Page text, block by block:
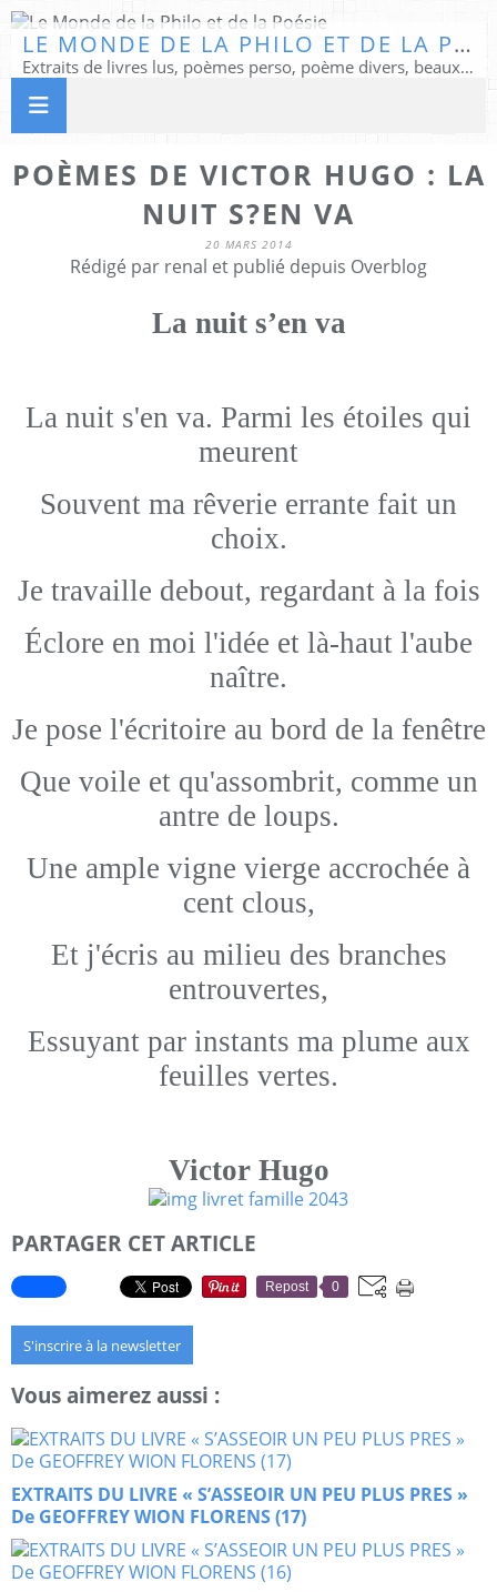
LE MONDE DE LA PHILO ET DE LA POÉSIE
Extraits de livres lus, poèmes perso, poème divers, beaux textes...
POÈMES DE VICTOR HUGO : LA
NUIT S?EN VA
20 MARS 2014
Rédigé par renal et publié depuis Overblog
La nuit s’en va
La nuit s'en va. Parmi les étoiles qui
meurent
Souvent ma rêverie errante fait un
choix.
Je travaille debout, regardant à la fois
Éclore en moi l'idée et là-haut l'aube
naître.
Je pose l'écritoire au bord de la fenêtre
Que voile et qu'assombrit, comme un
antre de loups.
Une ample vigne vierge accrochée à
cent clous,
Et j'écris au milieu des branches
entrouvertes,
Essuyant par instants ma plume aux
feuilles vertes.
Victor Hugo
PARTAGER CET ARTICLE
Repost 0
S'inscrire à la newsletter
Vous aimerez aussi :
EXTRAITS DU LIVRE « S’ASSEOIR UN PEU PLUS PRES »
De GEOFFREY WION FLORENS (17)